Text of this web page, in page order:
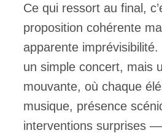
Ce qui ressort au final,
proposition cohérente
apparente
un simple concert, mais
mouvante, où chaque
musique, présence
interventions surprises